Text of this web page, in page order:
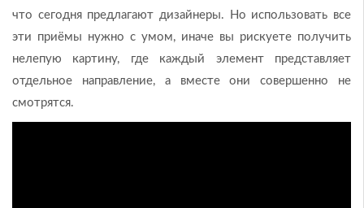
что сегодня предлагают дизайнеры. Но использовать все
эти приёмы нужно с умом, иначе вы рискуете получить
нелепую картину, где каждый элемент представляет
отдельное направление, а вместе они совершенно не
смотрятся.